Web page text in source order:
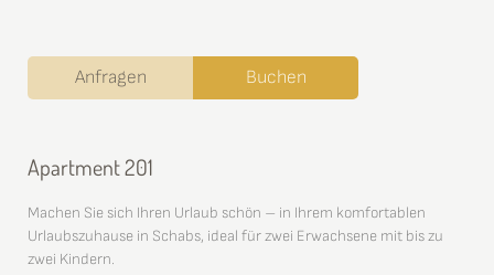
Anfragen Buchen
Apartment 201
Machen Sie sich Ihren Urlaub schön – in Ihrem komfortablen
Urlaubszuhause in Schabs, ideal für zwei Erwachsene mit bis zu
zwei Kindern.